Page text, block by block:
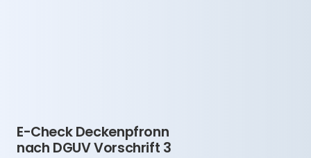
E-Check Deckenpfronn
nach DGUV Vorschrift 3